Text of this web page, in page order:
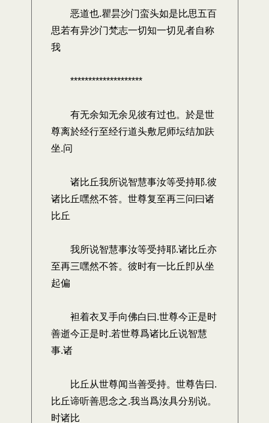
恶道也.瞿昙沙门蛮头如是比思五百
思若有异沙门梵志一切知一切见者自称
我
********************
有无余知无余见彼有过也。於是世
尊离於经行至经行道头敷尼师坛结加趺
坐.问
诸比丘我所说智慧事汝等受持耶.彼
诸比丘嘿然不答。世尊复至再三问曰诸
比丘
我所说智慧事汝等受持耶.诸比丘亦
至再三嘿然不答。彼时有一比丘卽从坐
起偏
袒着衣叉手向佛白曰.世尊今正是时
善逝今正是时.若世尊爲诸比丘说智慧
事.诸
比丘从世尊闻当善受持。世尊告曰.
比丘谛听善思念之.我当爲汝具分别说。
时诸比